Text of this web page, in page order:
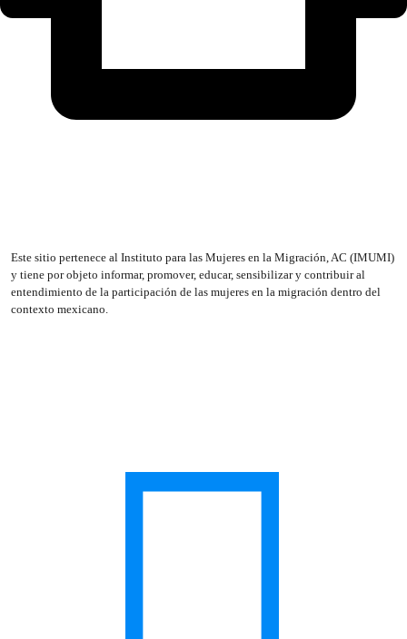
Este sitio pertenece al Instituto para las Mujeres en la Migración, AC (IMUMI)
y tiene por objeto informar, promover, educar, sensibilizar y contribuir al
entendimiento de la participación de las mujeres en la migración dentro del
contexto mexicano.